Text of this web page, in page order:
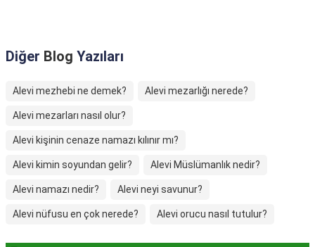
Diğer Blog Yazıları
Alevi mezhebi ne demek? Alevi mezarlığı nerede?
Alevi mezarları nasıl olur?
Alevi kişinin cenaze namazı kılınır mı?
Alevi kimin soyundan gelir? Alevi Müslümanlık nedir?
Alevi namazı nedir? Alevi neyi savunur?
Alevi nüfusu en çok nerede? Alevi orucu nasıl tutulur?